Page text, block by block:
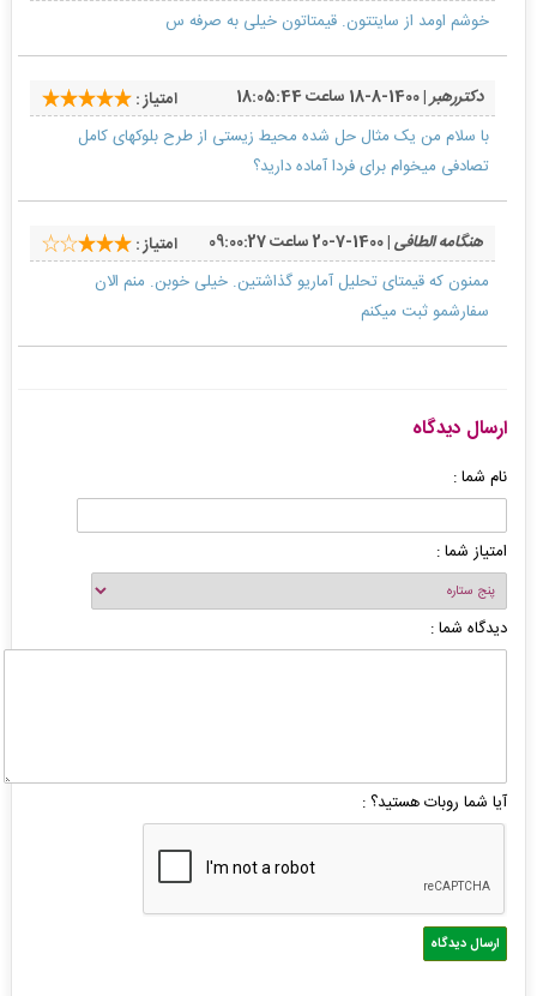
خوشم اومد از سایتتون. قیمتاتون خیلی به صرفه س
دکتررهبر| 1400-8-18 ساعت 18:05:44
امتیاز :
با سلام من یک مثال حل شده محیط زیستی از طرح بلوکهای کامل
تصادفی میخوام برای فردا آماده دارید؟
هنگامه الطافی| 1400-7-20 ساعت 09:00:27
امتیاز :
ممنون که قیمتای تحلیل آماریو گذاشتین. خیلی خوبن. منم الان
سفارشمو ثبت میکنم
ارسال دیدگاه
نام شما :
امتیاز شما :
دیدگاه شما :
آیا شما روبات هستید؟ :